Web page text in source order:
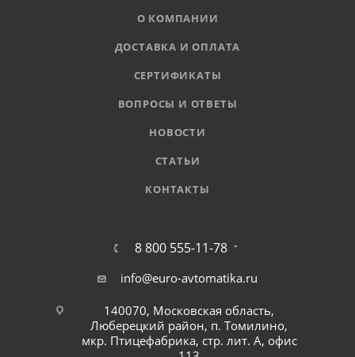
О КОМПАНИИ
ДОСТАВКА И ОПЛАТА
СЕРТИФИКАТЫ
ВОПРОСЫ И ОТВЕТЫ
НОВОСТИ
СТАТЬИ
КОНТАКТЫ
8 800 555-11-78
info@euro-avtomatika.ru
140070, Московская область,
Люберецкий район, п. Томилино,
мкр. Птицефабрика, стр. лит. А, офис